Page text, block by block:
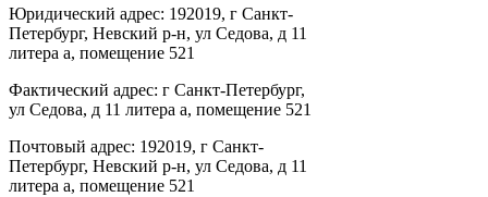
Юридический адрес: 192019, г Санкт-
Петербург, Невский р-н, ул Седова, д 11
литера а, помещение 521
Фактический адрес: г Санкт-Петербург,
ул Седова, д 11 литера а, помещение 521
Почтовый адрес: 192019, г Санкт-
Петербург, Невский р-н, ул Седова, д 11
литера а, помещение 521